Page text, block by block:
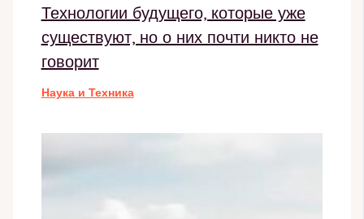
Технологии будущего, которые уже
существуют, но о них почти никто не
говорит
Наука и Техника